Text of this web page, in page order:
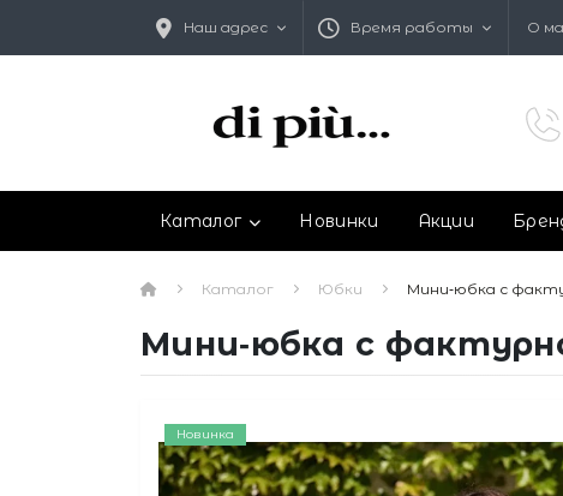
Наш адрес Время работы О
Каталог Новинки Акции
Каталог Юбки Мини‑юбка с
Мини‑юбка с
Новинка